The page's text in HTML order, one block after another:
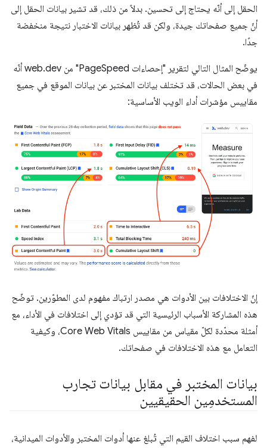
الحقل إلى أنّه يحتاج إلى تحسين. بدلاً من ذلك، قد تشير بيانات الحقل إلى
أنّ جميع صفحاتك جيدة، ولكن قد تُظهر بيانات الاختبار نتيجة منخفضة
جدًا.
يوضّح المثال التالي لتقرير "إحصاءات PageSpeed" من web.dev أنّه
في بعض الحالات، قد تختلف بيانات المختبر عن بيانات الموقع في جميع
مقاييس مؤشرات أداء الويب الأساسية:
إنّ الاختلافات بين الأدوات هي مصدر ارتباك مفهوم لدى المطوّرين. توضّح
هذه المشاركة الأسباب الرئيسية التي قد تؤدي إلى اختلافات في الأداء، مع
أمثلة محدّدة لكلّ مقياس من مقاييس Core Web Vitals، وكيفية
التعامل مع هذه الاختلافات في صفحاتك.
بيانات المختبر في مقابل بيانات تجارب
المستخدمِين الحقيقيين
لفهم سبب اختلاف القيم التي تُبلغ عنها أدوات المختبر والأدوات الميدانية،